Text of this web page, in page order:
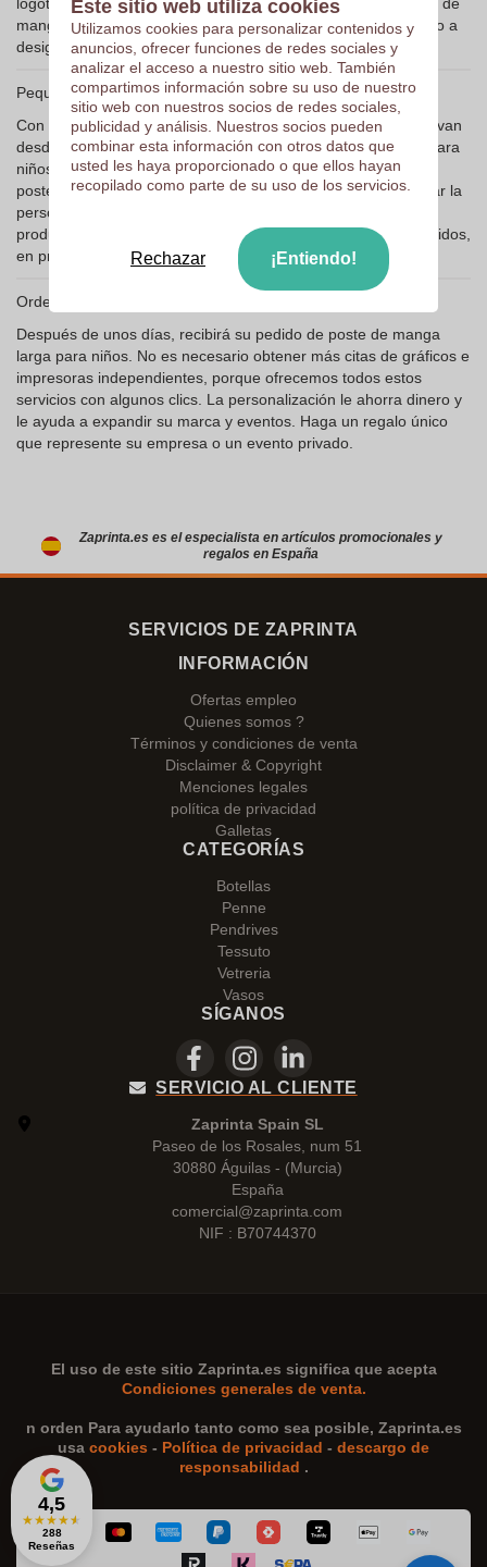
manga larga para niños personalizados por correo electrónico a
design@support.com.
Pequeño precio y entrega rápida
Con nuestra plataforma, puede aprovechar los servicios que van
desde el diseño hasta la entrega de poste y mangas largas para
niños. En solo 4 horas, recibirá una vista previa digital de su
poste personalizado. Esta prueba imprimible le permite validar la
personalización y confirmar el pedido. En este punto, la
producción de su polo comienza, con tiempos de entrega rápidos,
en promedio 7 días.
Ordene un polo promocional largo de manga largo .
Después de unos días, recibirá su pedido de poste de manga
larga para niños. No es necesario obtener más citas de gráficos e
impresoras independientes, porque ofrecemos todos estos
servicios con algunos clics. La personalización le ahorra dinero y
le ayuda a expandir su marca y eventos. Haga un regalo único
que represente su empresa o un evento privado.
Zaprinta.es es el especialista en artículos promocionales y
regalos en España
4,5
★★★★★
288
Reseñas
SERVICIOS DE ZAPRINTA
INFORMACIÓN
Ofertas empleo
Quienes somos ?
Términos y condiciones de venta
Disclaimer & Copyright
Menciones legales
política de privacidad
Galletas
CATEGORÍAS
Botellas
Penne
Pendrives
Tessuto
Vetreria
Vasos
SÍGANOS
SERVICIO AL CLIENTE
Zaprinta Spain SL
Paseo de los Rosales, num 51
30880 Águilas - (Murcia)
España
comercial@zaprinta.com
NIF : B70744370
El uso de este sitio Zaprinta.es significa que acepta
Condiciones generales de venta.
n orden Para ayudarlo tanto como sea posible, Zaprinta.es
usa cookies - Política de privacidad - descargo de
responsabilidad .
Este sitio web utiliza cookies
Utilizamos cookies para personalizar contenidos y
anuncios, ofrecer funciones de redes sociales y
analizar el acceso a nuestro sitio web. También
compartimos información sobre su uso de nuestro
sitio web con nuestros socios de redes sociales,
publicidad y análisis. Nuestros socios pueden
combinar esta información con otros datos que
usted les haya proporcionado o que ellos hayan
recopilado como parte de su uso de los servicios.
Rechazar ¡Entiendo!